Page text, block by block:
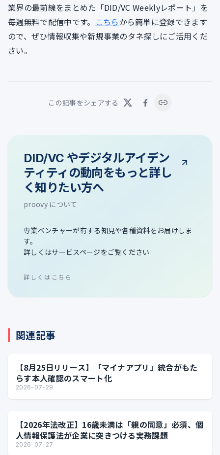
業界の最前線をまとめた「DID/VC Weeklyレポート」を
毎週無料で配信中です。 こちらから簡単に登録できます
ので、ぜひ情報収集や新規事業のタネ探しにご活用くだ
さい。
この記事をシェアする
DID/VC やデジタルアイデン
ティティの動向をもっと詳し
く知りたい方へ
proovy について
専業ベンチャーが有する知見や各種資料をお届けしま
す。
詳しくはサービスページをご覧ください
詳しくはこちら
関連記事
【8月25日リリース】「マイナアプリ」統合がもた
らす本人確認のスマート化
2026-07-29
【2026年法改正】16歳未満は「親の同意」必須、個
人情報保護法が企業に突きつける実務課題
2026-07-27